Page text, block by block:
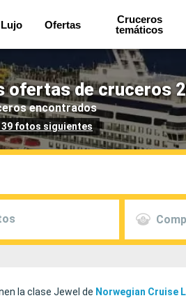
Lujo Ofertas
Cruceros
temáticos
ofertas de cruceros
encontrados
39 fotos siguientes
la clase Jewel de Norwegian Cruise